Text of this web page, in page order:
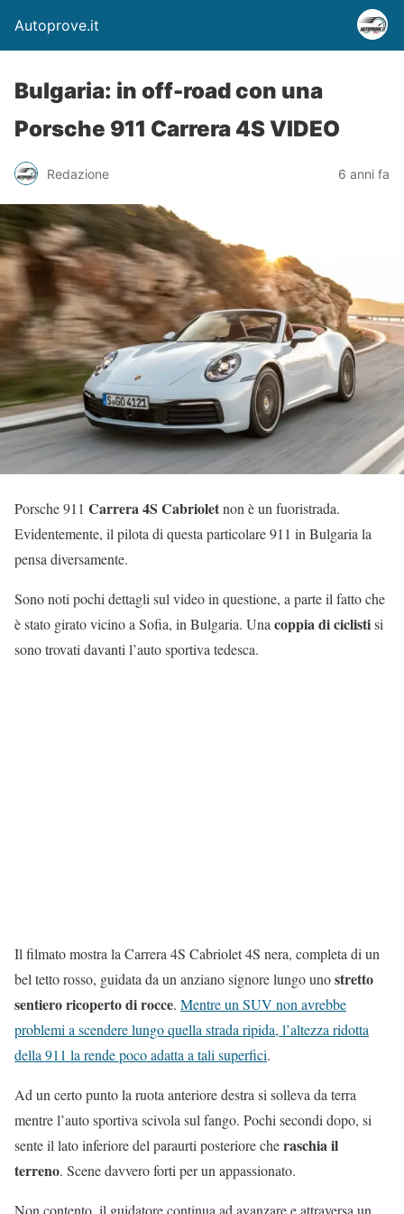
Autoprove.it
Bulgaria: in off-road con una
Porsche 911 Carrera 4S VIDEO
Redazione 6 anni fa
Porsche 911 Carrera 4S Cabrioletnon è un fuoristrada.
Evidentemente, il pilota di questa particolare 911 in Bulgaria la
pensa diversamente.
Sono noti pochi dettagli sul video in questione, a parte il fatto che
è stato girato vicino a Sofia, in Bulgaria. Una coppia di ciclistisi
sono trovati davanti l’auto sportiva tedesca.
Il filmato mostra la Carrera 4S Cabriolet 4S nera, completa di un
bel tetto rosso, guidata da un anziano signore lungo unostretto
sentiero ricoperto di rocce. Mentre un SUV non avrebbe
problemi a scendere lungo quella strada ripida, l’altezza ridotta
della 911 la rende poco adatta a tali superfici.
Ad un certo punto la ruota anteriore destra si solleva da terra
mentre l’auto sportiva scivola sul fango. Pochi secondi dopo, si
sente il lato inferiore del paraurti posteriore cheraschia il
terreno. Scene davvero forti per un appassionato.
Non contento, il guidatore continua ad avanzare e attraversa un